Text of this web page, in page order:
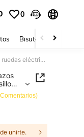
0
Bisutería Y
Bolsa de almacenamiento lateral para el reposabrazos de silla de ruedas eléctrica/manual, bolsa multibolsillo multifuncional para silla de ruedas, bolsa colgante plegable y portátil para silla de ruedas para salir
unirte.